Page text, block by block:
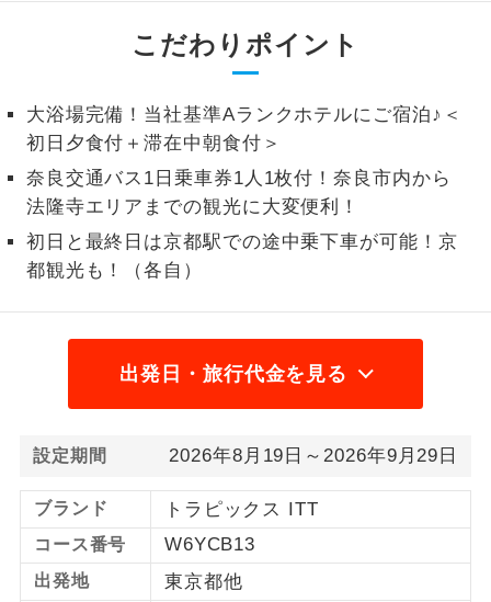
こだわりポイント
大浴場完備！当社基準Aランクホテルにご宿泊♪＜
初日夕食付＋滞在中朝食付＞
奈良交通バス1日乗車券1人1枚付！奈良市内から
法隆寺エリアまでの観光に大変便利！
初日と最終日は京都駅での途中乗下車が可能！京
都観光も！（各自）
出発日・旅行代金を見る
設定期間 2026年8月19日～2026年9月29日
ブランド トラピックス ITT
コース番号 W6YCB13
出発地 東京都他
だけます。
ホン
をじっくり聞くことができます。
1名様催行
1名様から出発可能な個人型プランで
2名様催行
2名様から出発可能な個人型プランで
す。
おひとり様参
おひとり様限定でご参加いただけるコー
スです。
コースです。
ご夫婦限定
ご夫婦限定でご参加いただけるコースで
女性限定
女性限定でご参加いただけるコースで
す。